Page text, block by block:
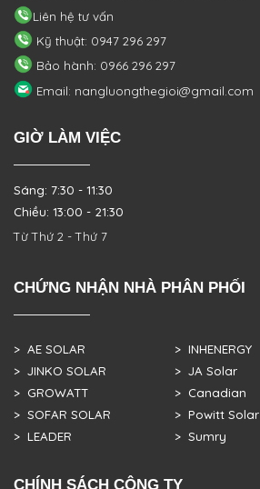
Liên hệ tư vấn
Kỹ thuật: 0947 296 297
Bảo hành: 0966 296 297
Email: nangluongthegioi@gmail.com
GIỜ LÀM VIỆC
Sáng: 7:30 - 11:30
Chiều: 13:00 - 21:30
Từ Thứ 2 - Thứ 7
CHỨNG NHẬN NHÀ PHÂN PHỐI
> AE SOLAR
> JINKO SOLAR
> GROWATT
> SOFAR SOLAR
> LEADER
> INHENERGY
> JA Solar
> Canadian
> Powitt Solar
> Sumry
CHÍNH SÁCH CÔNG TY